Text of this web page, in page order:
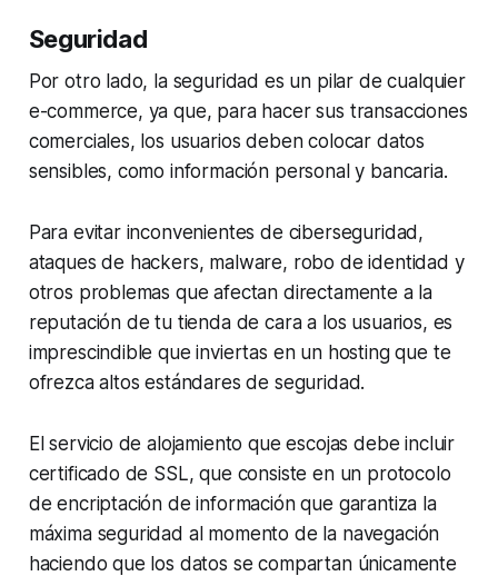
Seguridad
Por otro lado, la seguridad es un pilar de cualquier
e-commerce, ya que, para hacer sus transacciones
comerciales, los usuarios deben colocar datos
sensibles, como información personal y bancaria.
Para evitar inconvenientes de ciberseguridad,
ataques de hackers, malware, robo de identidad y
otros problemas que afectan directamente a la
reputación de tu tienda de cara a los usuarios, es
imprescindible que inviertas en un hosting que te
ofrezca altos estándares de seguridad.
El servicio de alojamiento que escojas debe incluir
certificado de SSL, que consiste en un protocolo
de encriptación de información que garantiza la
máxima seguridad al momento de la navegación
haciendo que los datos se compartan únicamente